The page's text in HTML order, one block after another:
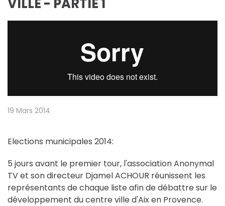
19 Mars 2014
Elections municipales 2014:
5 jours avant le premier tour, l'association Anonymal
TV et son directeur Djamel ACHOUR réunissent les
représentants de chaque liste afin de débattre sur le
développement du centre ville d'Aix en Provence.